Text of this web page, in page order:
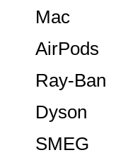
Dyson
AirPods
Ray-Ban
SMEG
Mac